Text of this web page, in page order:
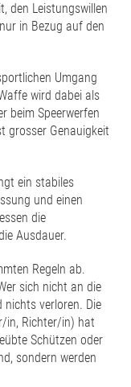
den Leistungswillen
in Bezug auf den
Umgang
wird dabei als
beim Speerwerfen
grosser Genauigkeit
ein stabiles
und einen
die
Ausdauer.
Regeln ab.
sich nicht an die
nichts verloren. Die
in, Richter/in) hat
Schützen oder
sondern werden